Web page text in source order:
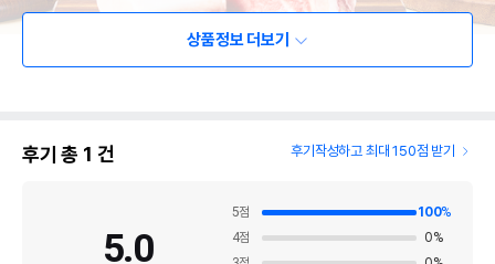
상품정보 더보기
후기 총 1 건 후기작성하고 최대 150점 받기
5.0
5점 100%
4점 0%